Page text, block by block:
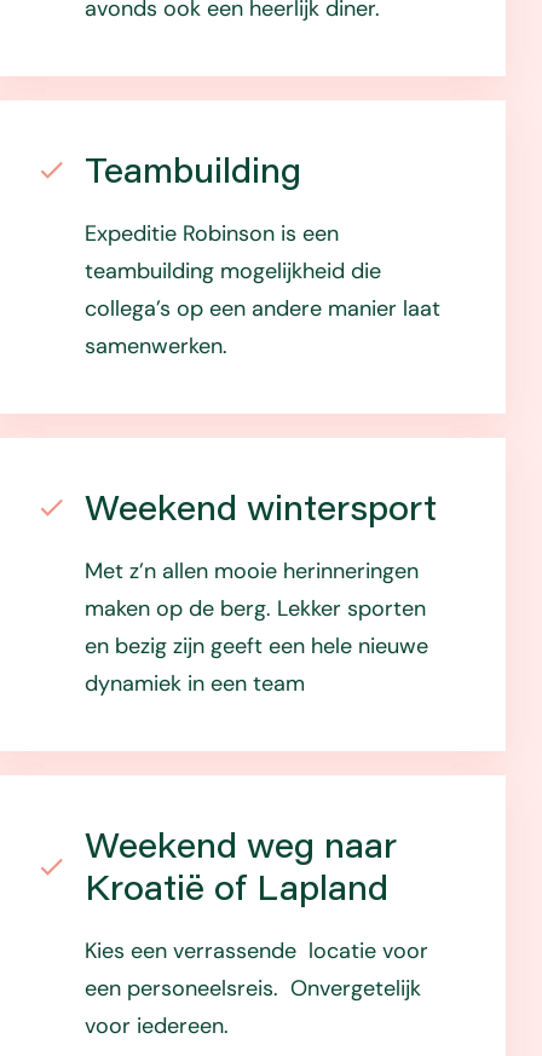
avonds ook een heerlijk diner.
Teambuilding
Expeditie Robinson is een
teambuilding mogelijkheid die
collega’s op een andere manier laat
samenwerken.
Weekend wintersport
Met z’n allen mooie herinneringen
maken op de berg. Lekker sporten
en bezig zijn geeft een hele nieuwe
dynamiek in een team
Weekend weg naar
Kroatië of Lapland
Kies een verrassende locatie voor
een personeelsreis. Onvergetelijk
voor iedereen.